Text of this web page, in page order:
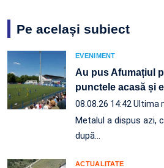
Pe același subiect
EVENIMENT
Au pus Afumațiul
punctele acasă și
08.08.26 14:42 Ultima
Metalul a dispus azi,
după…
ACTUALITATE